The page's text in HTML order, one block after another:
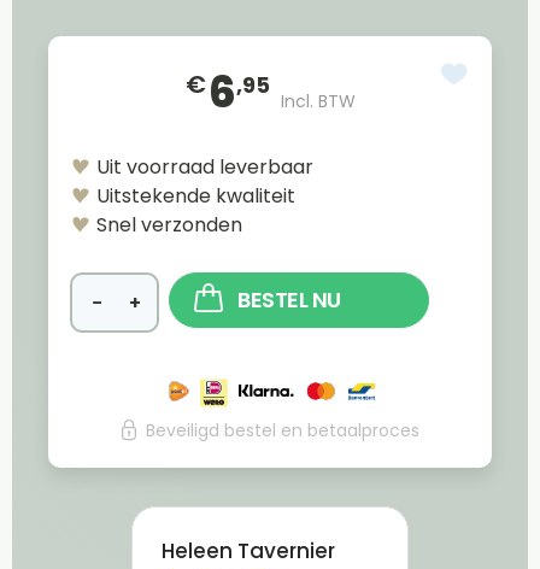
€6,95
Incl. BTW
Uit voorraad leverbaar
Uitstekende kwaliteit
Snel verzonden
− + BESTEL NU
Beveiligd bestel en betaalproces